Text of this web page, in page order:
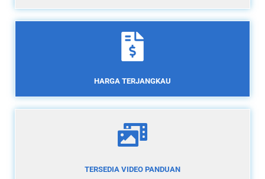
HARGA TERJANGKAU
TERSEDIA VIDEO PANDUAN